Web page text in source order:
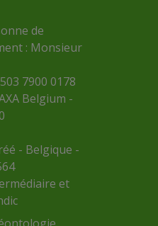
de
: Monsieur
7900 0178
Belgium -
- Belgique -
et